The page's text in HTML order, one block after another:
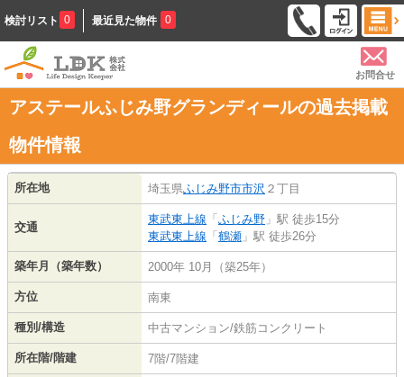
検討リスト 0 最近見た物件 0
お問合せ
アステールふじみ野グランディールの過去掲載
物件情報
所在地 埼玉県ふじみ野市市沢 ２丁目
交通
東武東上線 「 ふじみ野 」駅 徒歩15分
東武東上線 「 鶴瀬 」駅 徒歩26分
築年月（築年数） 2000年 10月（築25年）
方位 南東
種別/構造 中古マンション/鉄筋コンクリート
所在階/階建 7階/7階建